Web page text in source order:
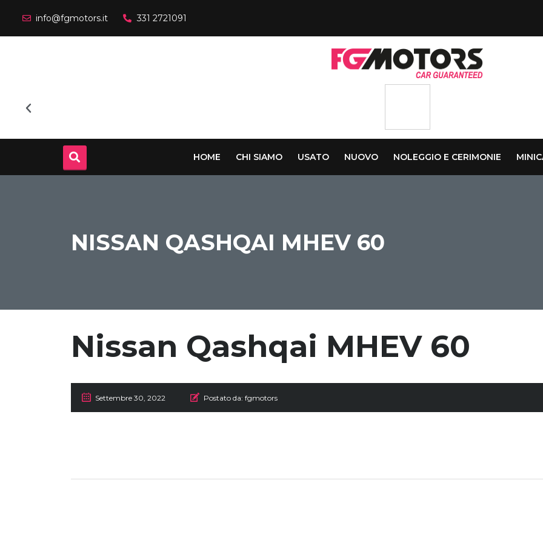
info@fgmotors.it 331 2721091
HOME CHI SIAMO USATO NUOVO NOLEGGIO E CERIMONIE
NISSAN QASHQAI MHEV 60
Nissan Qashqai MHEV 60
Settembre 30, 2022 Postato da: fgmotors